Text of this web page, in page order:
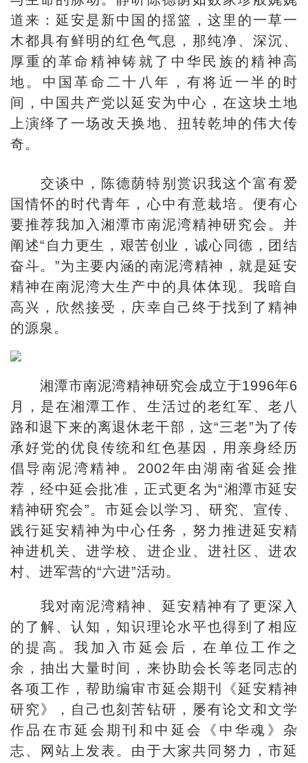
道来：延安是新中国的揺篮，这里的一草一
木都具有鲜明的红色气息，那纯净、深沉、
厚重的革命精神铸就了中华民族的精神高
地。中国革命二十八年，有将近一半的时
间，中国共产党以延安为中心，在这块土地
上演绎了一场改天换地、扭转乾坤的伟大传
奇。
交谈中，陈德荫特别赏识我这个富有爱
国情怀的时代青年，心中有意栽培。便有心
要推荐我加入湘潭市南泥湾精神研究会。并
阐述“自力更生，艰苦创业，诚心同德，团结
奋斗。”为主要内涵的南泥湾精神，就是延安
精神在南泥湾大生产中的具体体现。我暗自
高兴，欣然接受，庆幸自己终于找到了精神
的源泉。
湘潭市南泥湾精神研究会成立于1996年6
月，是在湘潭工作、生活过的老红军、老八
路和退下来的离退休老干部，这“三老”为了传
承好党的优良传统和红色基因，用亲身经历
倡导南泥湾精神。2002年由湖南省延会推
荐，经中延会批准，正式更名为“湘潭市延安
精神研究会”。市延会以学习、研究、宣传、
践行延安精神为中心任务，努力推进延安精
神进机关、进学校、进企业、进社区、进农
村、进军营的“六进”活动。
我对南泥湾精神、延安精神有了更深入
的了解、认知，知识理论水平也得到了相应
的提高。我加入市延会后，在单位工作之
余，抽出大量时间，来协助会长等老同志的
各项工作，帮助编审市延会期刊《延安精神
研究》，自己也刻苦钻研，屡有论文和文学
作品在市延会期刊和中延会《中华魂》杂
志、网站上发表。由于大家共同努力，市延